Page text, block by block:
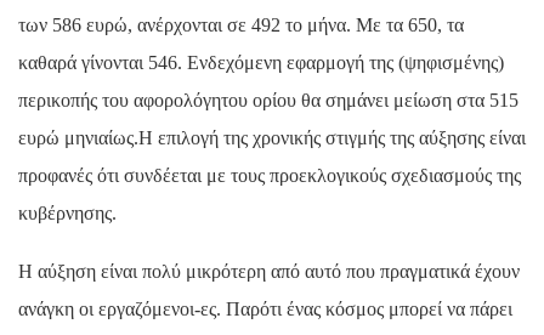
των 586 ευρώ, ανέρχονται σε 492 το μήνα. Με τα 650, τα
καθαρά γίνονται 546. Ενδεχόμενη εφαρμογή της (ψηφισμένης)
περικοπής του αφορολόγητου ορίου θα σημάνει μείωση στα 515
ευρώ μηνιαίως.Η επιλογή της χρονικής στιγμής της αύξησης είναι
προφανές ότι συνδέεται με τους προεκλογικούς σχεδιασμούς της
κυβέρνησης.
Η αύξηση είναι πολύ μικρότερη από αυτό που πραγματικά έχουν
ανάγκη οι εργαζόμενοι-ες. Παρότι ένας κόσμος μπορεί να πάρει